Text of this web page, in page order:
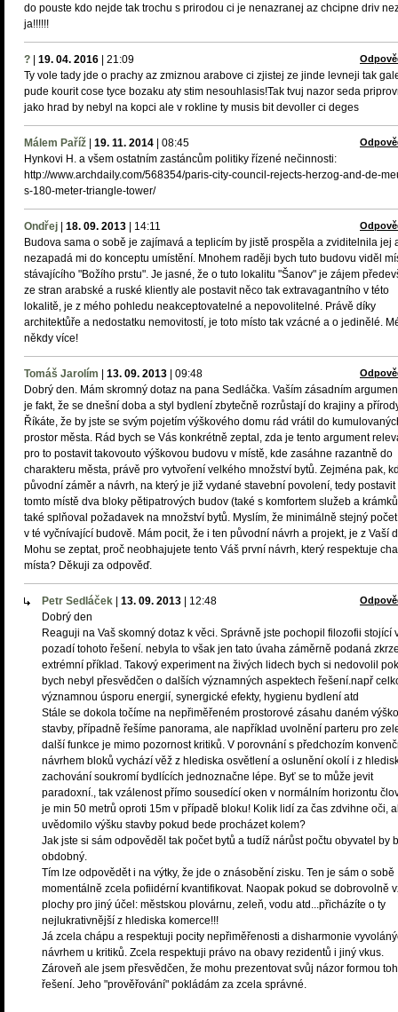
do pouste kdo nejde tak trochu s prirodou ci je nenazranej az chcipne driv
ja!!!!!!
? 19. 04. 2016 21:09
Ty vole tady jde o prachy az zmiznou arabove ci zjistej ze jinde levneji tak
pude kourit cose tyce bozaku aty stim nesouhlasis!Tak tvuj nazor seda
jako hrad by nebyl na kopci ale v rokline ty musis bit devoller ci deges
Málem Paříž 19. 11. 2014 08:45
Hynkovi H. a všem ostatním zastáncům politiky řízené nečinnosti:
http://www.archdaily.com/568354/paris-city-council-rejects-herzog-and-de-
s-180-meter-triangle-tower/
Ondřej 18. 09. 2013 14:11
Budova sama o sobě je zajímavá a teplicím by jistě prospěla a zviditelnila jej
nezapadá mi do konceptu umístění. Mnohem raději bych tuto budovu viděl
stávajícího "Božího prstu". Je jasné, že o tuto lokalitu "Šanov" je zájem
ze stran arabské a ruské kliently ale postavit něco tak extravagantního v této
lokalitě, je z mého pohledu neakceptovatelné a nepovolitelné. Právě díky
architektůře a nedostatku nemovitostí, je toto místo tak vzácné a o jedinělé.
někdy více!
Tomáš Jarolím 13. 09. 2013 09:48
Dobrý den. Mám skromný dotaz na pana Sedláčka. Vaším zásadním
je fakt, že se dnešní doba a styl bydlení zbytečně rozrůstají do krajiny a
Říkáte, že by jste se svým pojetím výškového domu rád vrátil do
prostor města. Rád bych se Vás konkrétně zeptal, zda je tento argument
pro to postavit takovouto výškovou budovu v místě, kde zasáhne razantně do
charakteru města, právě pro vytvoření velkého množství bytů. Zejména pak,
původní záměr a návrh, na který je již vydané stavební povolení, tedy postavit
tomto místě dva bloky pětipatrových budov (také s komfortem služeb a
také splňoval požadavek na množství bytů. Myslím, že minimálně stejný
v té vyčnívající budově. Mám pocit, že i ten původní návrh a projekt, je z Vaší
Mohu se zeptat, proč neobhajujete tento Váš první návrh, který respektuje
místa? Děkuji za odpověď.
Petr Sedláček 13. 09. 2013 12:48
Dobrý den
Reaguji na Vaš skomný dotaz k věci. Správně jste pochopil filozofii stojící
pozadí tohoto řešení. nebyla to však jen tato úvaha záměrně podaná
extrémní příklad. Takový experiment na živých lidech bych si nedovolil
bych nebyl přesvědčen o dalších významných aspektech řešení.např
významnou úsporu energií, synergické efekty, hygienu bydlení atd
Stále se dokola točíme na nepřiměřeném prostorové zásahu daném
stavby, případně řešíme panorama, ale například uvolnění parteru pro
další funkce je mimo pozornost kritiků. V porovnání s předchozím
návrhem bloků vychází věž z hlediska osvětlení a oslunění okolí i z
zachování soukromí bydlících jednoznačne lépe. Byť se to může jevit
paradoxní., tak vzálenost přímo sousedící oken v normálním horizontu
je min 50 metrů oproti 15m v případě bloku! Kolik lidí za čas zdvihne oči,
uvědomilo výšku stavby pokud bede procházet kolem?
Jak jste si sám odpověděl tak počet bytů a tudíž nárůst počtu obyvatel by
obdobný.
Tím lze odpovědět i na výtky, že jde o znásobění zisku. Ten je sám o sobě
momentálně zcela pofiidérní kvantifikovat. Naopak pokud se dobrovolně
plochy pro jiný účel: městskou plovárnu, zeleň, vodu atd...přicházíte o ty
nejlukrativnější z hlediska komerce!!!
Já zcela chápu a respektuji pocity nepřiměřenosti a disharmonie
návrhem u kritiků. Zcela respektuji právo na obavy rezidentů i jiný vkus.
Zároveň ale jsem přesvědčen, že mohu prezentovat svůj názor formou
řešení. Jeho "prověřování" pokládám za zcela správné.